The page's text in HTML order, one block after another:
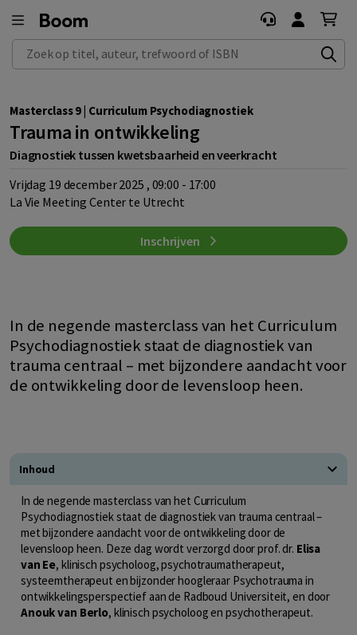
Zoek op titel, auteur, trefwoord of ISBN
Masterclass 9 | Curriculum Psychodiagnostiek
Trauma in ontwikkeling
Diagnostiek tussen kwetsbaarheid en veerkracht
vrijdag 19 december 2025 , 09:00 - 17:00
La Vie Meeting Center te Utrecht
Inschrijven
In de negende masterclass van het Curriculum
Psychodiagnostiek staat de diagnostiek van
trauma centraal – met bijzondere aandacht voor
de ontwikkeling door de levensloop heen.
Inhoud
In de negende masterclass van het Curriculum
Psychodiagnostiek staat de diagnostiek van trauma centraal –
met bijzondere aandacht voor de ontwikkeling door de
levensloop heen. Deze dag wordt verzorgd door prof. dr. Elisa
van Ee, klinisch psycholoog, psychotraumatherapeut,
systeemtherapeut en bijzonder hoogleraar Psychotrauma in
ontwikkelingsperspectief aan de Radboud Universiteit, en door
Anouk van Berlo, klinisch psycholoog en psychotherapeut.